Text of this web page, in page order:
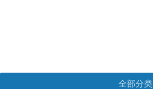
全部分类